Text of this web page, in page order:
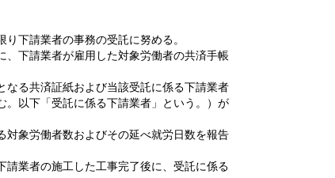
下請業者の事務の受託に努める。
下請業者が雇用した対象労働者の共済手帳
る共済証紙および当該受託に係る下請業者
。以下「受託に係る下請業者」という。）が
象労働者数およびその延べ就労日数を報告
業者の施工した工事完了後に、受託に係る